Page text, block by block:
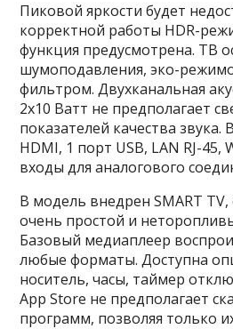
Пиковой яркости будет
корректной работы HDR-
функция предусмотрена. ТВ
шумоподавления, эко-
фильтром. Двухканальная
2х10 Ватт не предполагает
показателей качества звука.
HDMI, 1 порт USB, LAN RJ-45,
входы для аналогового
В модель внедрен SMART
очень простой и
Базовый медиаплеер
любые форматы. Доступна
носитель, часы, таймер
App Store не предполагает
программ, позволяя только